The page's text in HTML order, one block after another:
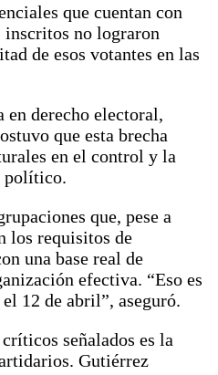
que cuentan con
no lograron
de esos votantes en las
en derecho electoral,
que esta brecha
en el control y la
político.
que, pese a
los requisitos de
una base real de
efectiva. “Eso es
12 de abril”, aseguró.
señalados es la
Gutiérrez